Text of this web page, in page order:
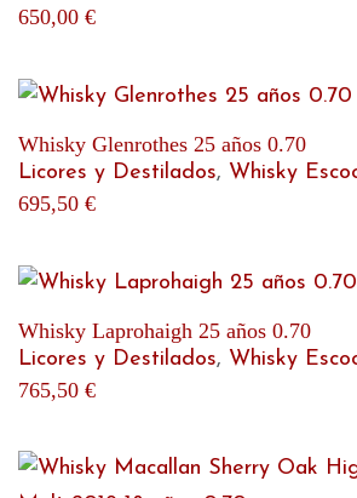
650,00 €
Whisky Glenrothes 25 años 0.70
Licores y Destilados, Whisky
695,50 €
Whisky Laprohaigh 25 años 0.70
Licores y Destilados, Whisky
765,50 €